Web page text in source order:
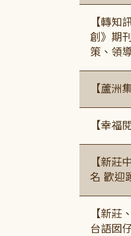
【轉知
創》期
策、領
【蘆洲
【幸福
【新莊
名 歡迎
【新莊
台語囡